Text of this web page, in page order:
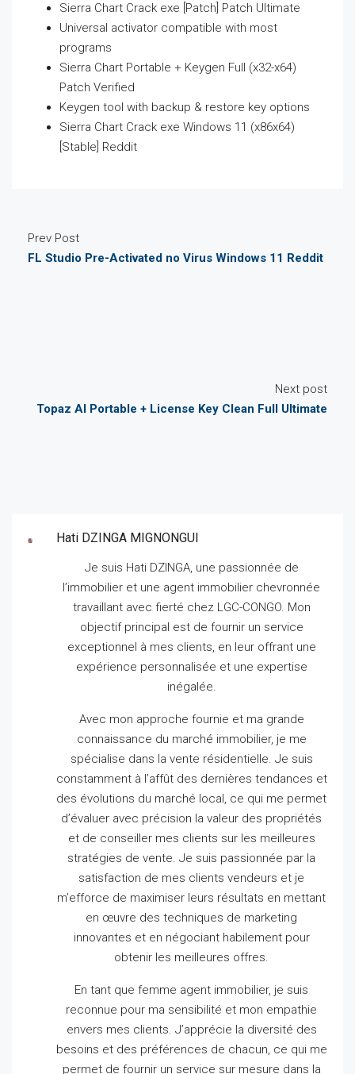
Sierra Chart Crack exe [Patch] Patch Ultimate
Universal activator compatible with most
programs
Sierra Chart Portable + Keygen Full (x32-x64)
Patch Verified
Keygen tool with backup & restore key options
Sierra Chart Crack exe Windows 11 (x86x64)
[Stable] Reddit
Prev Post
FL Studio Pre-Activated no Virus Windows 11 Reddit
Next post
Topaz AI Portable + License Key Clean Full Ultimate
Hati DZINGA MIGNONGUI
Je suis Hati DZINGA, une passionnée de
l’immobilier et une agent immobilier chevronnée
travaillant avec fierté chez LGC-CONGO. Mon
objectif principal est de fournir un service
exceptionnel à mes clients, en leur offrant une
expérience personnalisée et une expertise
inégalée.
Avec mon approche fournie et ma grande
connaissance du marché immobilier, je me
spécialise dans la vente résidentielle. Je suis
constamment à l’affût des dernières tendances et
des évolutions du marché local, ce qui me permet
d’évaluer avec précision la valeur des propriétés
et de conseiller mes clients sur les meilleures
stratégies de vente.Je suis passionnée par la
satisfaction de mes clients vendeurs et je
m’efforce de maximiser leurs résultats en mettant
en œuvre des techniques de marketing
innovantes et en négociant habilement pour
obtenir les meilleures offres.
En tant que femme agent immobilier, je suis
reconnue pour ma sensibilité et mon empathie
envers mes clients. J’apprécie la diversité des
besoins et des préférences de chacun, ce qui me
permet de fournir un service sur mesure dans la